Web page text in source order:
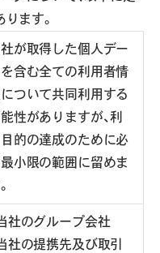
ます。
が取得した個人デー
含む全ての利用者情
ついて共同利用する
性がありますが、利
的の達成のために必
小限の範囲に留めま
社のグループ会社
社の提携先及び取引